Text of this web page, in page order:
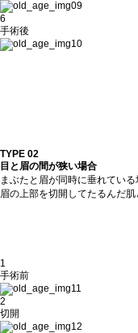
6
手術後
TYPE 02
目と眉の間が狭い場合
まぶたと眉が同時に垂れてい
眉の上部を切開してたるんだ
1
手術前
2
切開